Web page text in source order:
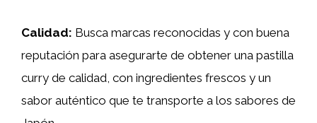
Calidad: Busca marcas reconocidas y con buena
reputación para asegurarte de obtener una pastilla
curry de calidad, con ingredientes frescos y un
sabor auténtico que te transporte a los sabores de